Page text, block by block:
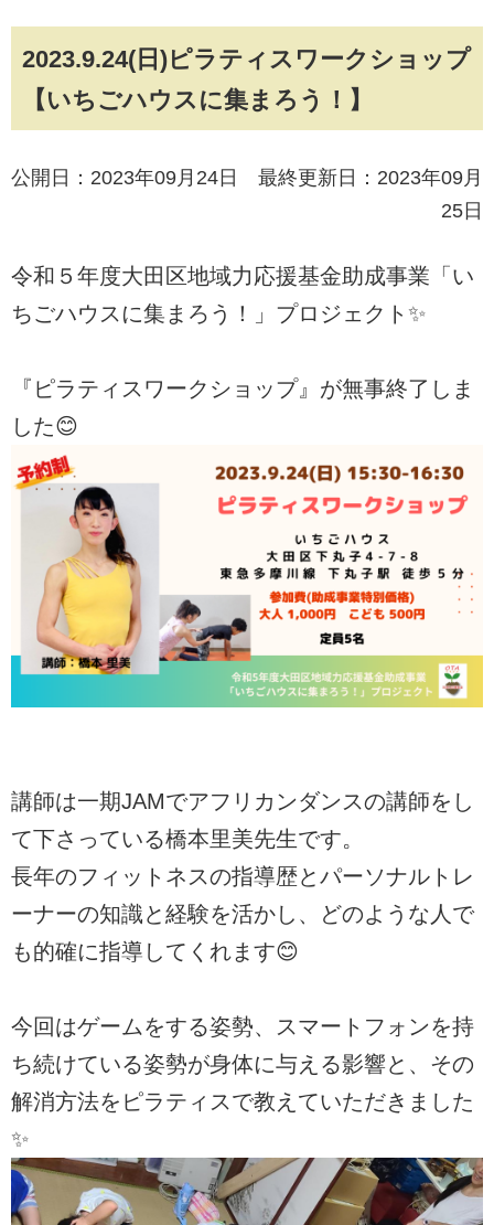
2023.9.24(日)ピラティスワークショップ
【いちごハウスに集まろう！】
公開日：2023年09月24日 最終更新日：2023年09月
25日
令和５年度大田区地域力応援基金助成事業「い
ちごハウスに集まろう！」プロジェクト✨
『ピラティスワークショップ』 が無事終了しま
した😊
講師は一期JAMでアフリカンダンスの講師をし
て下さっている橋本里美先生です。
長年のフィットネスの指導歴とパーソナルトレ
ーナーの知識と経験を活かし、どのような人で
も的確に指導してくれます😊
今回はゲームをする姿勢、スマートフォンを持
ち続けている姿勢が身体に与える影響と、その
解消方法をピラティスで教えていただきました
✨